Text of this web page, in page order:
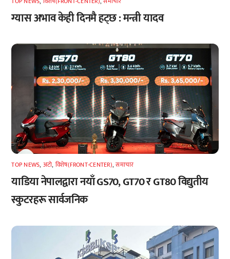
ग्यास अभाव केही दिनमै हट्छ : मन्त्री यादव
TOP NEWS, अटाे, विशेष(FRONT-CENTER),समाचार
याडिया नेपालद्वारा नयाँ GS70, GT70 र GT80 विद्युतीय
स्कुटरहरू सार्वजनिक